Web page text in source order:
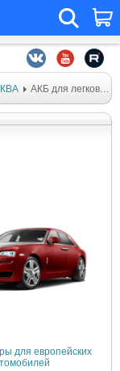
АКБ для легковых автомобилей
для европейских